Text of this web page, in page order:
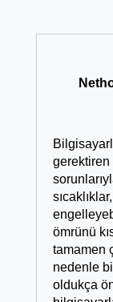
gerektiren
ömrünü
tamamen
nedenle
oldukça